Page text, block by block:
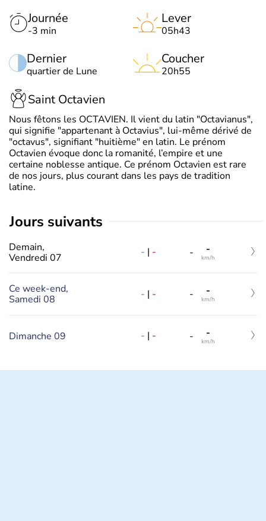
Journée
-3 min
Dernier
quartier de Lune
Lever
05h43
Coucher
20h55
Saint Octavien
Nous fêtons les OCTAVIEN. Il vient du latin "Octavianus",
qui signifie "appartenant à Octavius", lui-même dérivé de
"octavus", signifiant "huitième" en latin. Le prénom
Octavien évoque donc la romanité, l’empire et une
certaine noblesse antique. Ce prénom Octavien est rare
de nos jours, plus courant dans les pays de tradition
latine.
jours suivants
Demain,
Vendredi 07
- | - - -
km/h
Ce week-end,
Samedi 08
- | - - -
km/h
Dimanche 09 - | - - -
km/h